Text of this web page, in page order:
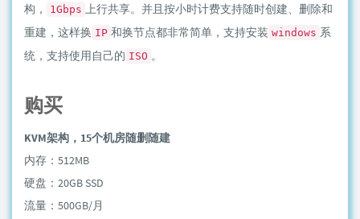
构，
1Gbps 上行共享。并且按小时计费支持随时创建、删除和
重建，这样换 IP 和换节点都非常简单，支持安装 windows 系
统，支持使用自己的 ISO 。
购买
KVM架构，15个机房随删随建
内存：512MB
硬盘：20GB SSD
流量：500GB/月